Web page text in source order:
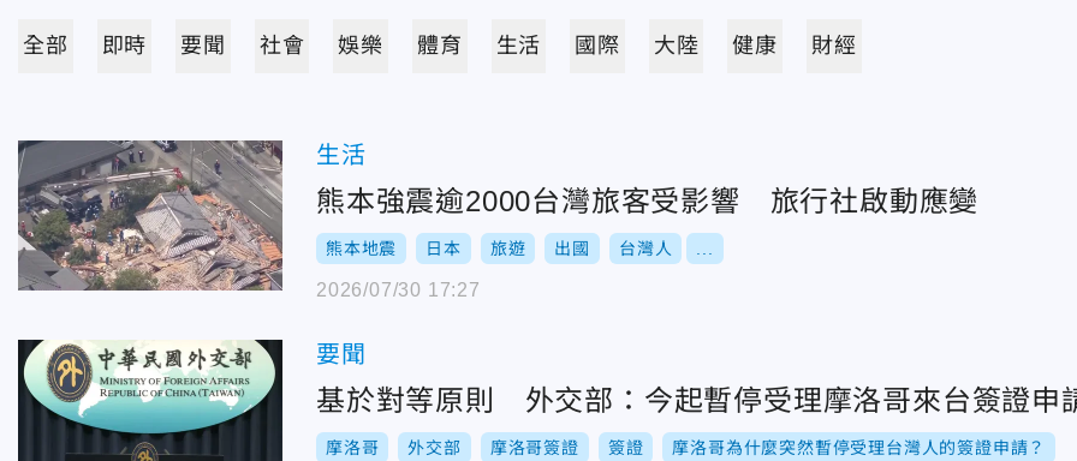
全部 即時 要聞 社會 娛樂 體育 生活 國際 大陸 健康 財經
生活
熊本強震逾2000台灣旅客受影響 旅行社啟動應變
熊本地震 日本 旅遊 出國 台灣人
2026/07/30 17:27
要聞
基於對等原則 外交部：今起暫停受理摩洛哥來台簽證申
摩洛哥 外交部 摩洛哥簽證 簽證 摩洛哥為什麼突然暫停受理台灣人的簽證申請？